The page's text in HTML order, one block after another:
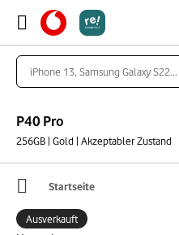
P40 Pro
256GB | Gold | Akzeptabler Zustand
Startseite
Ausverkauft